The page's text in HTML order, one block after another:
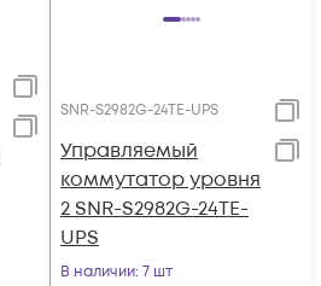
SNR-S2982G-24TE-UPS
Управляемый
коммутатор уровня
2 SNR-S2982G-24TE-
UPS
В наличии: 7 шт